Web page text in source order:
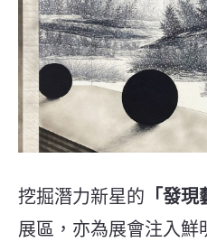
挖掘潛力新星的 「發
展區，亦為展會注入鮮